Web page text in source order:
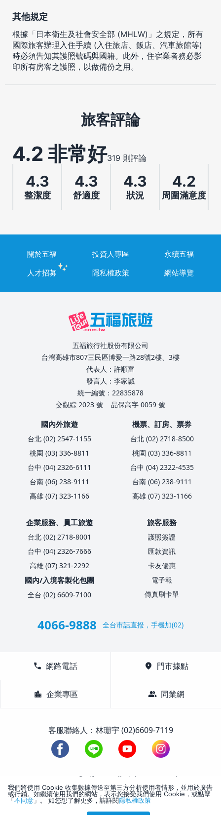
其他規定
根據「日本衛生及社會安全部 (MHLW)」之規定，所有
國際旅客辦理入住手續 (入住旅店、飯店、汽車旅館等)
時必須告知其護照號碼與國籍。此外，住宿業者務必影
印所有房客之護照，以做備份之用。
旅客評論
4.2 非常好319 則評論
4.3
整潔度
4.3
舒適度
4.3
狀況
4.2
周圍滿意度
關於五福 投資人專區
永續五福
人才招募
隱私權政策 網站導覽
五福旅行社股份有限公司
台灣高雄市807三民區博愛一路28號2樓、3樓
代表人：許順富
發言人：李家誠
統一編號：22835878
交觀綜 2023 號
品保高字 0059 號
國內外旅遊
台北 (02) 2547-1155
桃園 (03) 336-8811
台中 (04) 2326-6111
台南 (06) 238-9111
高雄 (07) 323-1166
機票、訂房、票券
台北 (02) 2718-8500
桃園 (03) 336-8811
台中 (04) 2322-4535
台南 (06) 238-9111
高雄 (07) 323-1166
企業服務、員工旅遊
台北 (02) 2718-8001
台中 (04) 2326-7666
高雄 (07) 321-2292
國內/入境客製化包團
全台 (02) 6609-7100
旅客服務
護照簽證
匯款資訊
卡友優惠
電子報
傳真刷卡單
4066-9888 全台市話直撥，手機加(02)
call 網路電話 location_on 門市據點
location_city 企業專區 group 同業網
客服聯絡人：林珊宇 (02)6609-7119
1988-2026 © Lifetour All Rights Reserved.
我們將使用 Cookie 收集數據傳送至第三方分析使用者情形，並用於廣告
或行銷。如繼續使用我們的網站，表示您接受我們使用 Cookie，或點擊
「不同意 」。 如您想了解更多，請詳閱隱私權政策